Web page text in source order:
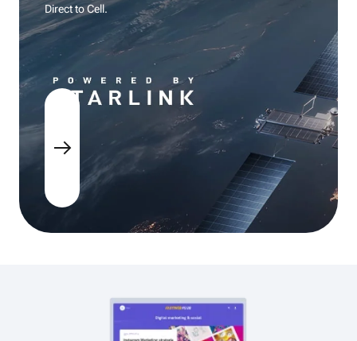
Direct to Cell.